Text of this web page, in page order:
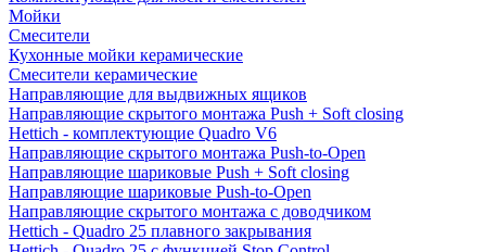
Мойки
Смесители
Кухонные мойки керамические
Смесители керамические
Направляющие для выдвижных ящиков
Направляющие скрытого монтажа Push + Soft closing
Hettich - комплектующие Quadro V6
Направляющие скрытого монтажа Push-to-Open
Направляющие шариковые Push + Soft closing
Направляющие шариковые Push-to-Open
Направляющие скрытого монтажа с доводчиком
Hettich - Quadro 25 плавного закрывания